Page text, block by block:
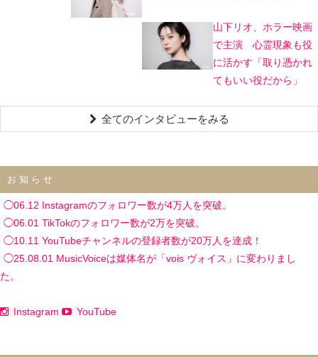
山下リオ、ホラー映画
で主演 心霊現象も役
に活かす「取り憑かれ
てもいい役だから」
全てのインタビューをみる
お知らせ
◯06.12 Instagramのフォロワー数が4万人を突破。
◯06.01 TikTokのフォロワー数が2万を突破。
◯10.11 YouTubeチャンネルの登録者数が20万人を達成！
◯25.08.01 MusicVoiceは媒体名が「vois ヴォイス」に変わりまし
た。
Instagram YouTube